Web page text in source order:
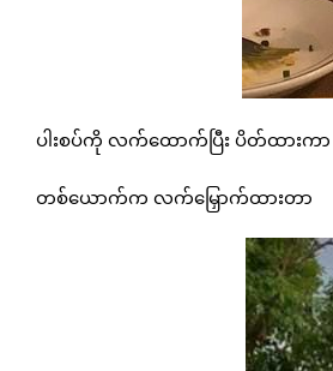
ပါးစပ်ကို လက်ထောက်ပြီး ပိတ်ထားကာ
တစ်ယောက်က လက်မြှောက်ထားတာ